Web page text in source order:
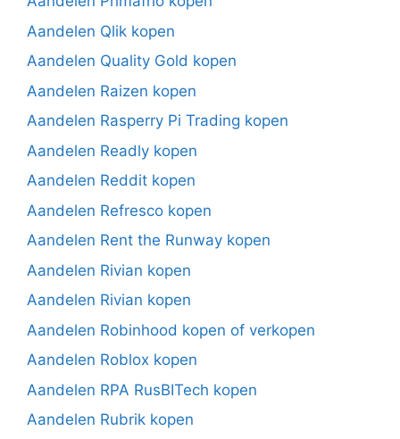
Aandelen Qlik kopen
Aandelen Quality Gold kopen
Aandelen Raizen kopen
Aandelen Rasperry Pi Trading kopen
Aandelen Readly kopen
Aandelen Reddit kopen
Aandelen Refresco kopen
Aandelen Rent the Runway kopen
Aandelen Rivian kopen
Aandelen Rivian kopen
Aandelen Robinhood kopen of verkopen
Aandelen Roblox kopen
Aandelen RPA RusBITech kopen
Aandelen Rubrik kopen